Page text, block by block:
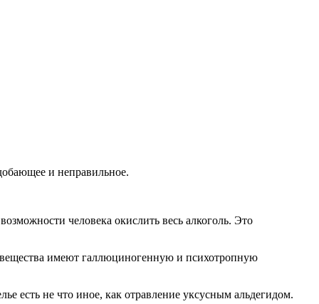
и неправильное.
человека окислить весь алкоголь. Это
имеют галлюциногенную и психотропную
есть не что иное, как отравление уксусным альдегидом.